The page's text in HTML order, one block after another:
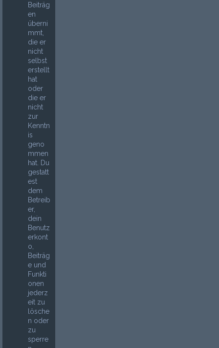
Beiträg
en
überni
mmt,
die er
nicht
selbst
erstellt
hat
oder
die er
nicht
zur
Kenntn
is
geno
mmen
hat. Du
gestatt
est
dem
Betreib
er,
dein
Benutz
erkont
o,
Beiträg
e und
Funkti
onen
jederz
eit zu
lösche
n oder
zu
sperre